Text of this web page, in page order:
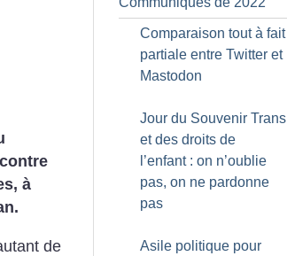
à
de
Comparaison tout à fait
partiale entre Twitter et
Mastodon
Jour du Souvenir Trans
et des droits de
l’enfant : on n’oublie
pas, on ne pardonne
pas
Asile politique pour